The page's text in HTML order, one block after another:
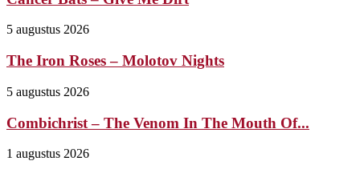
5 augustus 2026
The Iron Roses – Molotov Nights
5 augustus 2026
Combichrist – The Venom In The Mouth Of...
1 augustus 2026